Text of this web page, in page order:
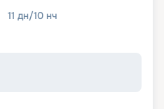
11 дн/10 нч